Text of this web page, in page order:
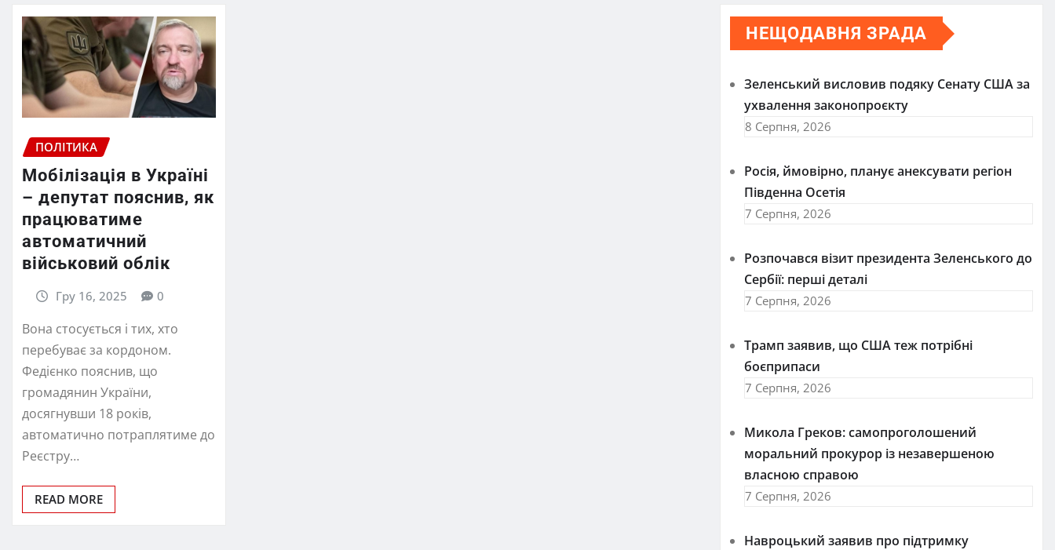
ПОЛІТИКА
Мобілізація в Україні
– депутат пояснив, як
працюватиме
автоматичний
військовий облік
Гру 16, 2025 0
Вона стосується і тих, хто
перебуває за кордоном.
Федієнко пояснив, що
громадянин України,
досягнувши 18 років,
автоматично потраплятиме до
Реєстру…
READ MORE
НЕЩОДАВНЯ ЗРАДА
Зеленський висловив подяку Сенату США за
ухвалення законопроєкту
8 Серпня, 2026
Росія, ймовірно, планує анексувати регіон
Південна Осетія
7 Серпня, 2026
Розпочався візит президента Зеленського до
Сербії: перші деталі
7 Серпня, 2026
Трамп заявив, що США теж потрібні
боєприпаси
7 Серпня, 2026
Микола Греков: самопроголошений
моральний прокурор із незавершеною
власною справою
7 Серпня, 2026
Навроцький заявив про підтримку